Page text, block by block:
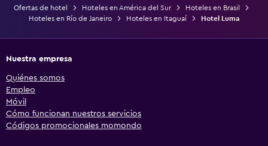
Ofertas de hotel Hoteles en América del Sur
Hoteles en Brasil
Hoteles en Río de Janeiro
Hoteles en Itaguaí Hotel Luma
Nuestra empresa
Quiénes somos
Empleo
Móvil
Cómo funcionan nuestros servicios
Códigos promocionales momondo